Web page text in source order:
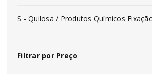
S - Quilosa / Produtos Químicos
Filtrar por Preço